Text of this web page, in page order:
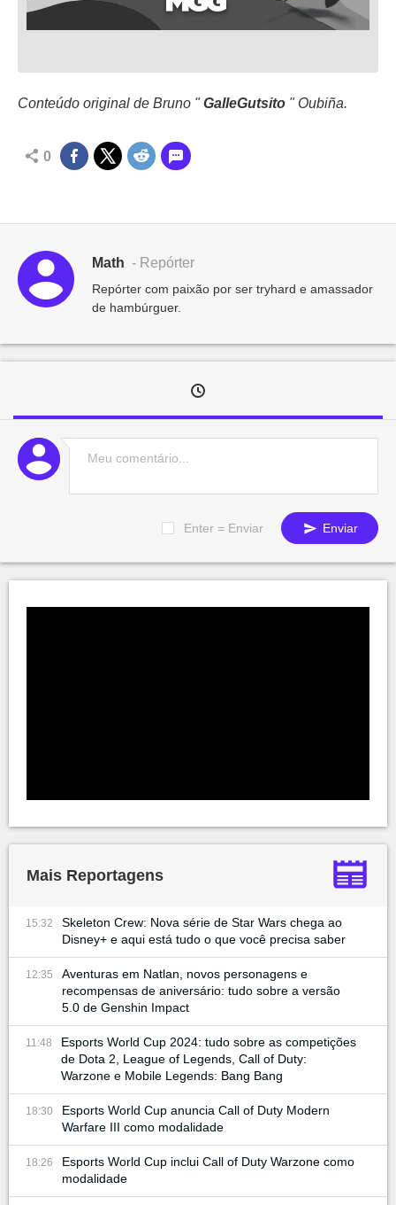
Conteúdo original de Bruno "GalleGutsito " Oubiña.
0
Math - Repórter
Repórter com paixão por ser tryhard e amassador
de hambúrguer.
Enter = Enviar Enviar
Mais Reportagens
15:32
Skeleton Crew: Nova série de Star Wars chega ao
Disney+ e aqui está tudo o que você precisa saber
12:35
Aventuras em Natlan, novos personagens e
recompensas de aniversário: tudo sobre a versão
5.0 de Genshin Impact
11:48
Esports World Cup 2024: tudo sobre as competições
de Dota 2, League of Legends, Call of Duty:
Warzone e Mobile Legends: Bang Bang
18:30
Esports World Cup anuncia Call of Duty Modern
Warfare III como modalidade
18:26
Esports World Cup inclui Call of Duty Warzone como
modalidade